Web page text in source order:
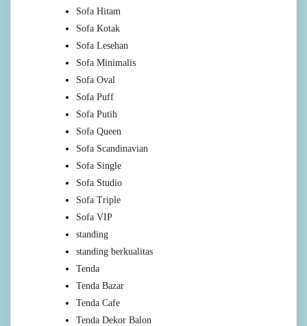
Sofa Hitam
Sofa Kotak
Sofa Lesehan
Sofa Minimalis
Sofa Oval
Sofa Puff
Sofa Putih
Sofa Queen
Sofa Scandinavian
Sofa Single
Sofa Studio
Sofa Triple
Sofa VIP
standing
standing berkualitas
Tenda
Tenda Bazar
Tenda Cafe
Tenda Dekor Balon